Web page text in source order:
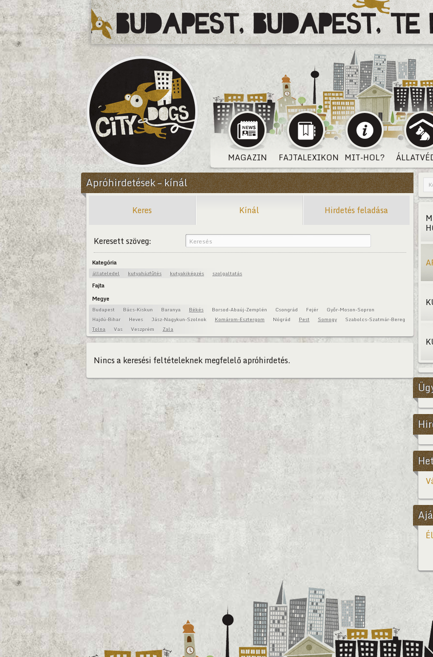
CityDogs
MAGAZIN FAJTALEXIKON MIT-HOL?
Apróhirdetések – kínál
Keres Kínál Hirdetés feladása
Keresett szöveg:
Kategória
állateledel kutyaházfűtés kutyakiképzés szolgaltatás
Fajta
Megye
Budapest Bács-Kiskun Baranya Békés Borsod-Abaúj-Zemplén Csongrád Fejér
Győr-Moson-Sopron
Hajdú-Bihar
Heves Jász-Nagykun-Szolnok Komárom-Esztergom Nógrád Pest Somogy
Szabolcs-Szatmár-Bereg
Tolna
Vas Veszprém Zala
Nincs a keresési feltételeknek megfelelő apróhirdetés.